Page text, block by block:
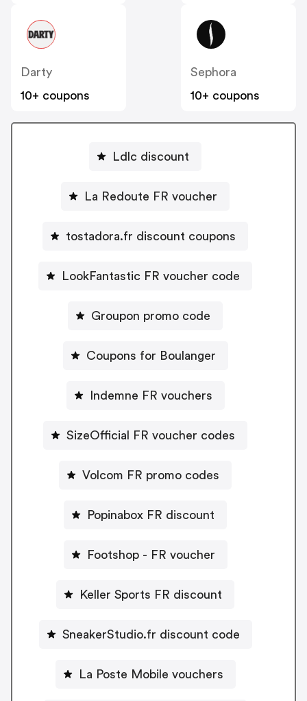
Darty
10+ coupons
Sephora
10+ coupons
Ldlc discount
La Redoute FR voucher
tostadora.fr discount coupons
LookFantastic FR voucher code
Groupon promo code
Coupons for Boulanger
Indemne FR vouchers
SizeOfficial FR voucher codes
Volcom FR promo codes
Popinabox FR discount
Footshop - FR voucher
Keller Sports FR discount
SneakerStudio.fr discount code
La Poste Mobile vouchers